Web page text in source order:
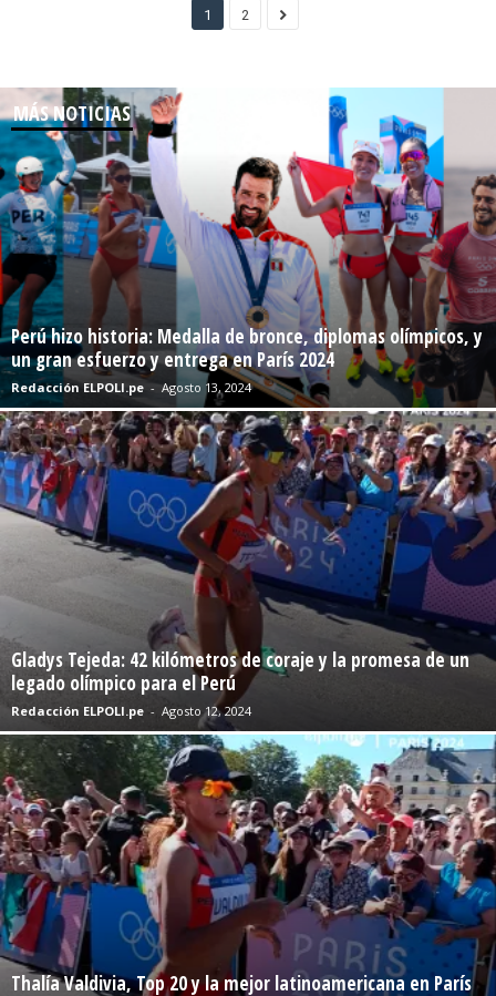
1 2
MÁS NOTICIAS
Perú hizo historia: Medalla de bronce, diplomas olímpicos, y
un gran esfuerzo y entrega en París 2024
Redacción ELPOLI.pe - Agosto 13, 2024
Gladys Tejeda: 42 kilómetros de coraje y la promesa de un
legado olímpico para el Perú
Redacción ELPOLI.pe - Agosto 12, 2024
Thalía Valdivia, Top 20 y la mejor latinoamericana en París